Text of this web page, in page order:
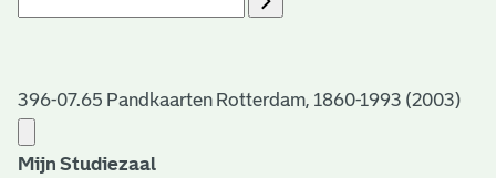
396-07.65 Pandkaarten Rotterdam, 1860-1993 (2003)
Mijn Studiezaal